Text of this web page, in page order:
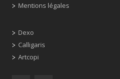
Mentions légales
Dexo
Calligaris
Artcopi